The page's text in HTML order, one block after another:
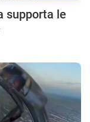
supporta le